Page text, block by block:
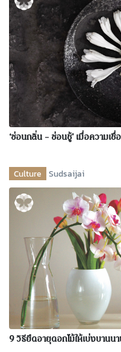
‘ซ่อนกลิ่น – ซ่อนชู้’ เมื่อความเ
Culture Sudsaijai
9 วิธียืดอายุดอกไม้ให้เบ่งบานน